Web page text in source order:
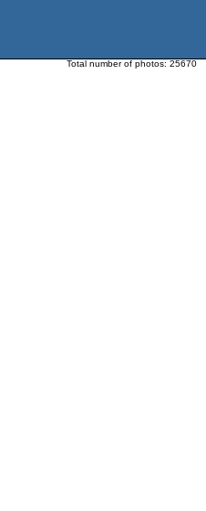
Total number of photos: 25670